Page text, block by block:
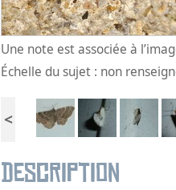
Une note est associée à
Échelle du sujet : non
<
Description